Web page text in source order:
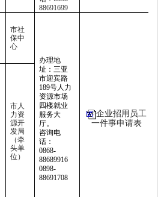
88691699
市社
保中
心
办理地
址：三亚
市迎宾路
189号人力
资源市场
四楼就业
服务大
厅。
咨询电
话：
0868-
88689916
0898-
88691708
企业招用员工
一件事申请表
市人
力资
源开
发局
（牵
头单
位）